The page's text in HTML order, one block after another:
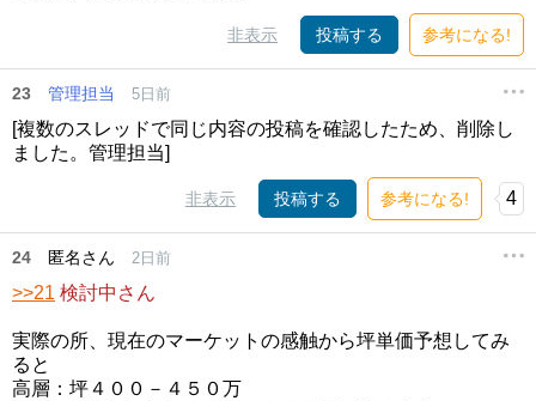
非表示 投稿する 参考になる!
23 管理担当 5日前
[複数のスレッドで同じ内容の投稿を確認したため、削除し
ました。管理担当]
非表示 投稿する 参考になる! 4
24 匿名さん 2日前
>>21 検討中さん
実際の所、現在のマーケットの感触から坪単価予想してみ
ると
高層：坪４００－４５０万